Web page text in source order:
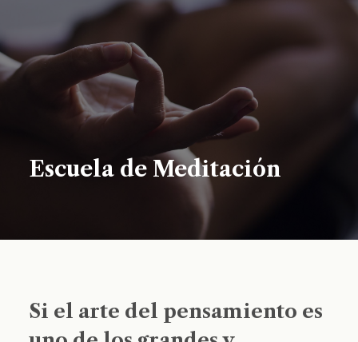
CONTACTO
Escuela de Meditación
Si el arte del pensamiento es